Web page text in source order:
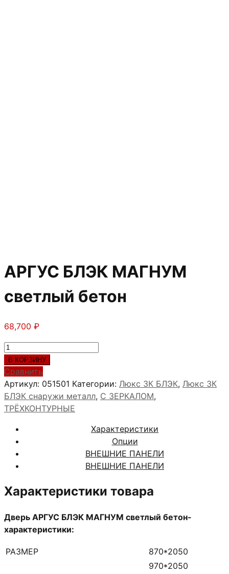
АРГУС БЛЭК МАГНУМ
светлый бетон
68,700 ₽
Количество
товара
АРГУС
БЛЭК
МАГНУМ
светлый
В КОРЗИНУ
Сравнить
Артикул: 051501 Категории: Люкс 3К БЛЭК, Люкс 3К
БЛЭК снаружи металл, С ЗЕРКАЛОМ,
ТРЁХКОНТУРНЫЕ
Характеристики
Опции
ВНЕШНИЕ ПАНЕЛИ
ВНЕШНИЕ ПАНЕЛИ
Характеристики товара
Дверь АРГУС БЛЭК МАГНУМ светлый бетон-
характеристики:
РАЗМЕР
870*2050
970*2050